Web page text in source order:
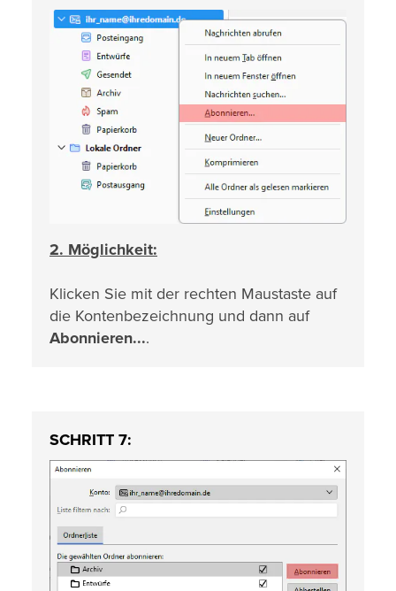
2. Möglichkeit:
Klicken Sie mit der rechten Maustaste auf
die Kontenbezeichnung und dann auf
Abonnieren....
SCHRITT 7: